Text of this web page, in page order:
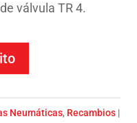
válvula TR 4.
Neumáticas, Recambios